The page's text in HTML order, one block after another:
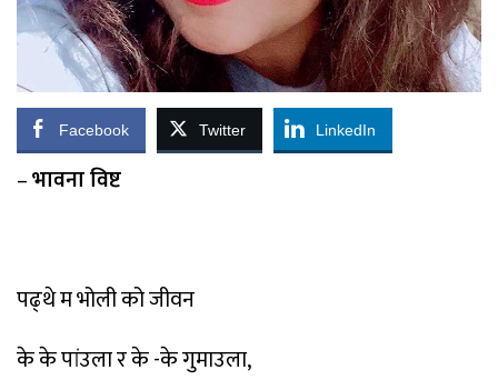
Facebook Twitter LinkedIn
–भावना विष्ट
पढ्थे म भोली को जीवन
के के पांउला र के -के गुमाउला,